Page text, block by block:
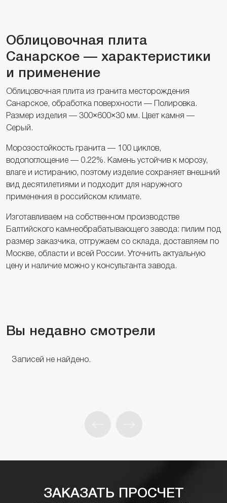
Облицовочная плита
Санарское — характеристики
и применение
Облицовочная плита из гранита месторождения
Санарское, обработка поверхности — Полировка.
Размер изделия — 300×600×30 мм. Цвет камня —
Серый.
Морозостойкость гранита — 100 циклов,
водопоглощение — 0.22%. Камень устойчив к морозу,
влаге и истиранию, поэтому изделие сохраняет внешний
вид десятилетиями и подходит для наружного
применения в российском климате.
Изготавливаем на собственном производстве
Балтийского камнеобрабатывающего завода: пилим под
размер заказчика, отгружаем со склада, доставляем по
Москве, области и всей России. Уточнить актуальную
цену и наличие можно у консультанта завода.
Вы недавно смотрели
Записей не найдено.
ЗАКАЗАТЬ ПРОСЧЕТ